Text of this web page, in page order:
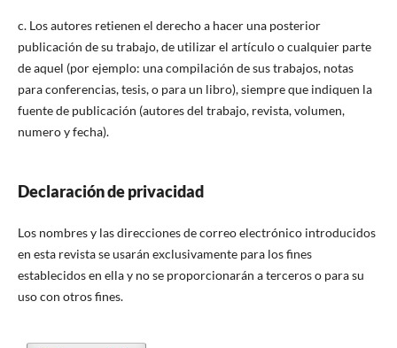
c. Los autores retienen el derecho a hacer una posterior
publicación de su trabajo, de utilizar el artículo o cualquier parte
de aquel (por ejemplo: una compilación de sus trabajos, notas
para conferencias, tesis, o para un libro), siempre que indiquen la
fuente de publicación (autores del trabajo, revista, volumen,
numero y fecha).
Declaración de privacidad
Los nombres y las direcciones de correo electrónico introducidos
en esta revista se usarán exclusivamente para los fines
establecidos en ella y no se proporcionarán a terceros o para su
uso con otros fines.